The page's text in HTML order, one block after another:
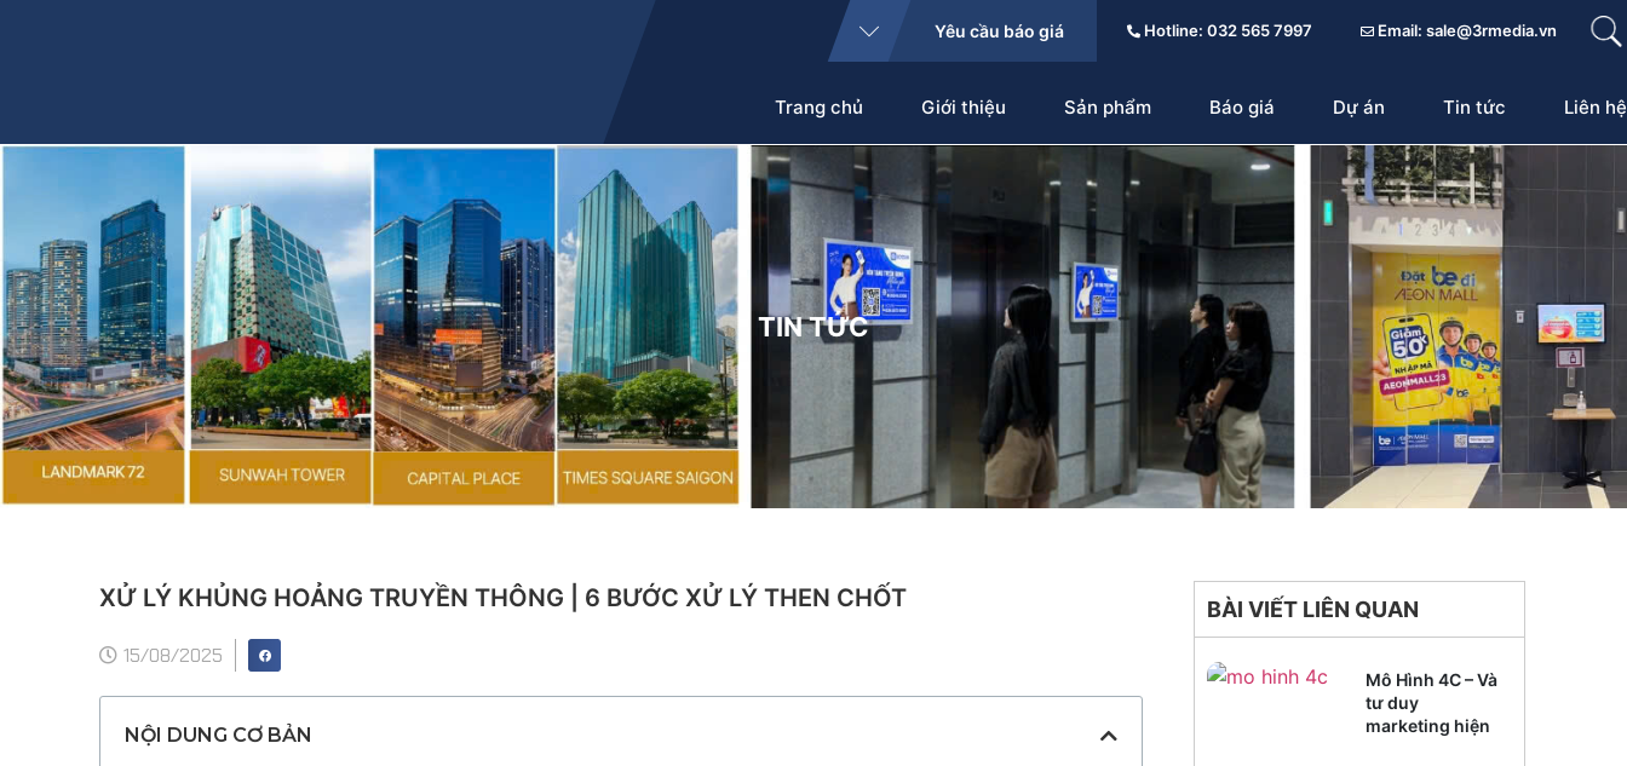
Yêu cầu báo giá Hotline: 032 565 7997 Email: sale@3rmedia.vn
Trang chủ Giới thiệu Sản phẩm Báo giá Dự án Tin tức Liên hệ
TIN TỨC
XỬ LÝ KHỦNG HOẢNG TRUYỀN THÔNG | 6 BƯỚC XỬ LÝ THEN CHỐT
15/08/2025
NỘI DUNG CƠ BẢN
BÀI VIẾT LIÊN QUAN
Mô Hình 4C – Và
tư duy
marketing hiện